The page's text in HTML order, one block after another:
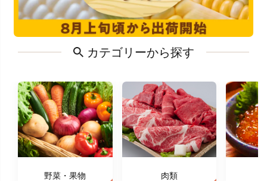
カテゴリーから探す
野菜・果物 肉類